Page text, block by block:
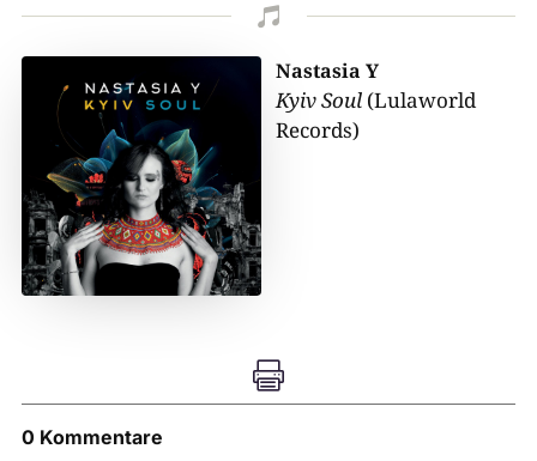

Nastasia Y
Kyiv Soul (Lulaworld
Records)

0 Kommentare